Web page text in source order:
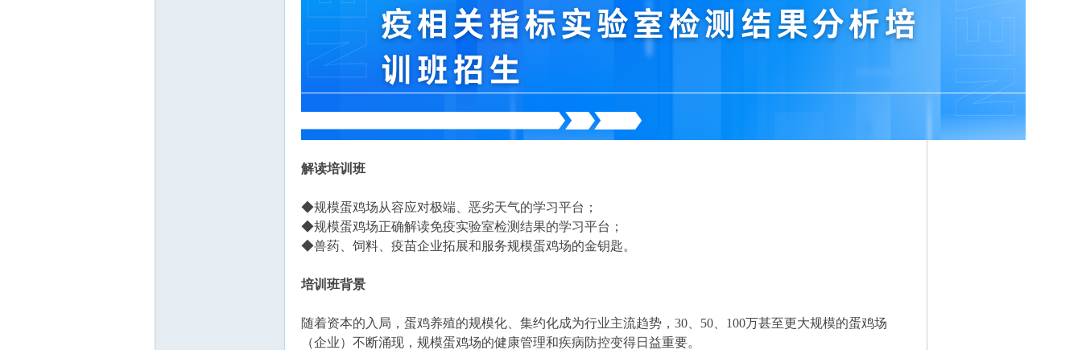
解读培训班
◆规模蛋鸡场从容应对极端、恶劣天气的学习平台；
◆规模蛋鸡场正确解读免疫实验室检测结果的学习平台；
◆兽药、饲料、疫苗企业拓展和服务规模蛋鸡场的金钥匙。
培训班背景
随着资本的入局，蛋鸡养殖的规模化、集约化成为行业主流趋势，30、50、100万甚至更大规模的蛋鸡场
（企业）不断涌现，规模蛋鸡场的健康管理和疾病防控变得日益重要。